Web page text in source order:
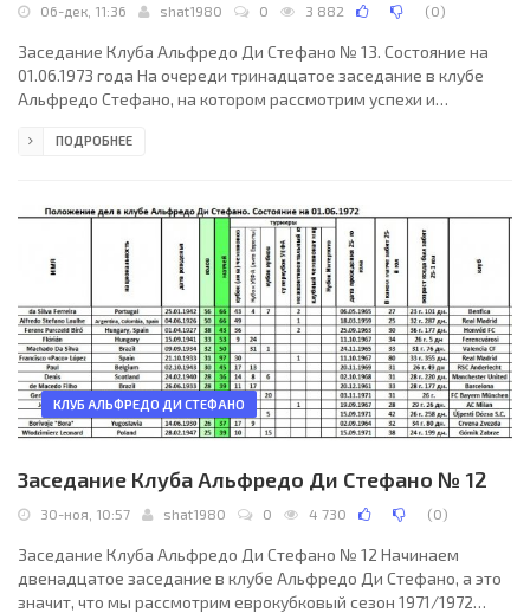
06-дек, 11:36 shat1980 0 3 882 (0)
Заседание Клуба Альфредо Ди Стефано № 13. Состояние на
01.06.1973 года На очереди тринадцатое заседание в клубе
Альфредо Стефано, на котором рассмотрим успехи и
Семидесятые годы набирали ход, на смену кубку Ярмарок
пополняли свой багаж, каждый календарный год и
еврокубковый сезон приносил что-то новое и интересное, не
стал исключением и
ПОДРОБНЕЕ
КЛУБ АЛЬФРЕДО ДИ СТЕФАНО
Заседание Клуба Альфредо Ди Стефано № 12
30-ноя, 10:57 shat1980 0 4 730 (0)
Заседание Клуба Альфредо Ди Стефано № 12 Начинаем
двенадцатое заседание в клубе Альфредо Ди Стефано, а это
значит, что мы рассмотрим еврокубковый сезон 1971/1972